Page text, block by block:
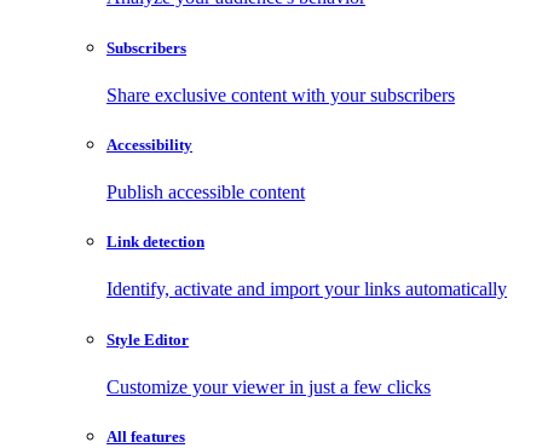
Subscribers
Share exclusive content with your subscribers
Accessibility
Publish accessible content
Link detection
Identify, activate and import your links automatically
Style Editor
Customize your viewer in just a few clicks
All features